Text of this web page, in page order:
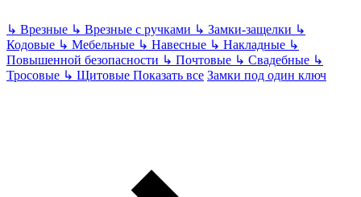
↳ Врезные ↳ Врезные с ручками ↳ Замки-защелки ↳
Кодовые ↳ Мебельные ↳ Навесные ↳ Накладные ↳
Повышенной безопасности ↳ Почтовые ↳ Свадебные ↳
Тросовые ↳ Щитовые Показать все Замки под один ключ